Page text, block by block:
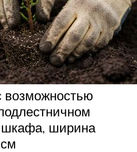
возможностью
шкафа, ширина